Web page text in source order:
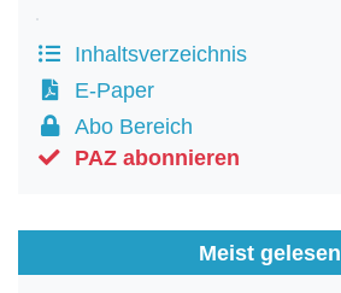
Inhaltsverzeichnis
E-Paper
Abo Bereich
PAZ abonnieren
Meist gelesen